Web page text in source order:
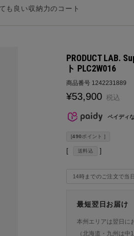
も良い収納力のコート
PRODUCT LAB.
ト PLC2W016
商品番号 1242231889
¥53,900 税込
ペイディ
[490ポイント ]
送料込
14時までのご注文で当
最短翌日お届け
本州エリアは翌日に
（北海道・九州は中1